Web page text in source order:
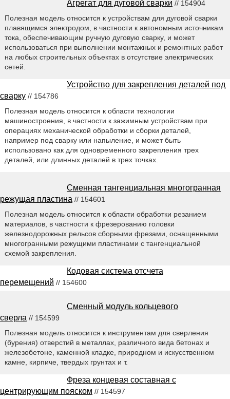
Агрегат для дуговой сварки // 154904
Полезная модель относится к устройствам для дуговой сварки
плавящимся электродом, в частности к автономным источникам
тока, обеспечивающим ручную дуговую сварку, и может
использоваться при выполнении монтажных и ремонтных работ
на любых строительных объектах в отсутствие электрических
сетей.
Устройство для закрепления деталей под
сварку // 154786
Полезная модель относится к области технологии
машиностроения, в частности к зажимным устройствам при
операциях механической обработки и сборки деталей,
например под сварку или напыление, и может быть
использовано как для одновременного закрепления трех
деталей, или длинных деталей в трех точках.
Сменная тангенциальная многогранная
режущая пластина // 154601
Полезная модель относится к области обработки резанием
материалов, в частности к фрезерованию головки
железнодорожных рельсов сборными фрезами, оснащенными
многогранными режущими пластинами с тангенциальной
схемой закрепления.
Кодовая система отсчета
перемещений // 154600
Сменный модуль кольцевого
сверла // 154599
Полезная модель относится к инструментам для сверления
(бурения) отверстий в металлах, различного вида бетонах и
железобетоне, каменной кладке, природном и искусственном
камне, кирпиче, твердых грунтах и т.
Фреза концевая составная с
центрирующим пояском // 154597